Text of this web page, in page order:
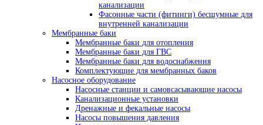
канализации
Фасонные части (фитинги) бесшумные для
внутренней канализации
Мембранные баки
Мембранные баки для отопления
Мембранные баки для ГВС
Мембранные баки для водоснабжения
Комплектующие для мембранных баков
Насосное оборудование
Насосные станции и самовсасывающие насосы
Канализационные установки
Дренажные и фекальные насосы
Насосы повышения давления